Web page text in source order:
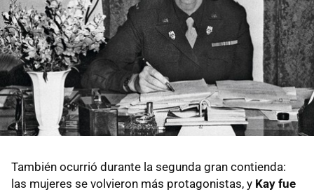
También ocurrió durante la segunda gran contienda:
las mujeres se volvieron más protagonistas, y Kay fue